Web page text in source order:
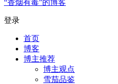
“香烟有毒”的博客
登录
首页
博客
博主推荐
博主观点
雪茄品鉴